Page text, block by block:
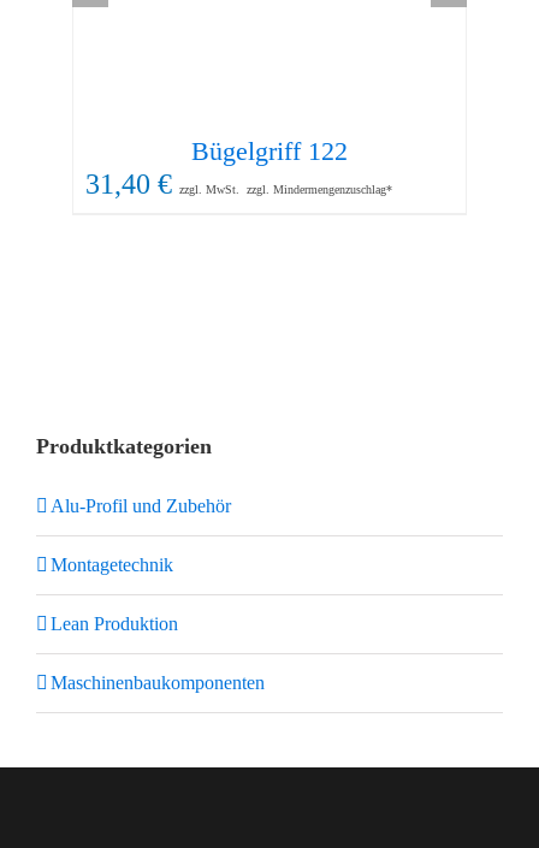
Bügelgriff 122
31,40 € zzgl. MwSt. zzgl. Mindermengenzuschlag*
Produktkategorien
Alu-Profil und Zubehör
Montagetechnik
Lean Produktion
Maschinenbaukomponenten